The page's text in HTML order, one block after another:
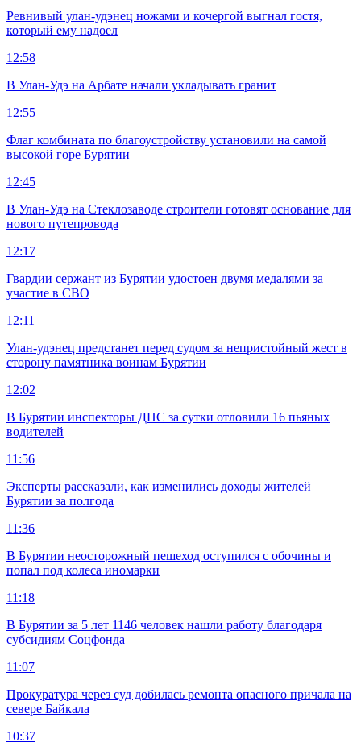
Ревнивый улан-удэнец ножами и кочергой выгнал гостя,
который ему надоел
12:58
В Улан-Удэ на Арбате начали укладывать гранит
12:55
Флаг комбината по благоустройству установили на самой
высокой горе Бурятии
12:45
В Улан-Удэ на Стеклозаводе строители готовят основание для
нового путепровода
12:17
Гвардии сержант из Бурятии удостоен двумя медалями за
участие в СВО
12:11
Улан-удэнец предстанет перед судом за непристойный жест в
сторону памятника воинам Бурятии
12:02
В Бурятии инспекторы ДПС за сутки отловили 16 пьяных
водителей
11:56
Эксперты рассказали, как изменились доходы жителей
Бурятии за полгода
11:36
В Бурятии неосторожный пешеход оступился с обочины и
попал под колеса иномарки
11:18
В Бурятии за 5 лет 1146 человек нашли работу благодаря
субсидиям Соцфонда
11:07
Прокуратура через суд добилась ремонта опасного причала на
севере Байкала
10:37